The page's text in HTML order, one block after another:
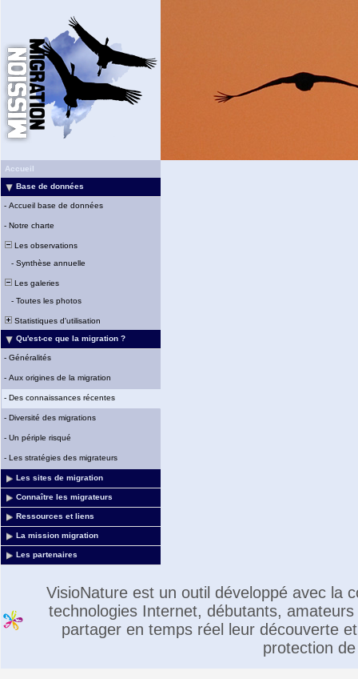
Accueil
Base de données
- Accueil base de données
- Notre charte
Les observations
- Synthèse annuelle
Les galeries
- Toutes les photos
Statistiques d'utilisation
Qu'est-ce que la migration ?
- Généralités
- Aux origines de la migration
- Des connaissances récentes
- Diversité des migrations
- Un périple risqué
- Les stratégies des migrateurs
Les sites de migration
Connaître les migrateurs
Ressources et liens
La mission migration
Les partenaires
VisioNature est un outil développé avec la
technologies Internet, débutants,
partager en temps réel leur découverte
protection